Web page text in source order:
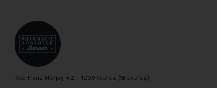
Rue Franz Merjay, 42 - 1050 Ixelles (Bruxelles)